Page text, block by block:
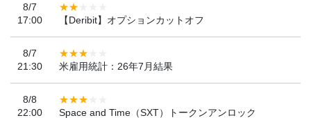
8/7
17:00
【Deribit】オプションカットオフ
8/7
21:30
米雇用統計：26年7月結果
8/8
22:00
Space and Time（SXT）トークンアンロック